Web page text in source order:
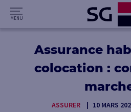
Assurance
colocation :
ASSURER 10 MARS